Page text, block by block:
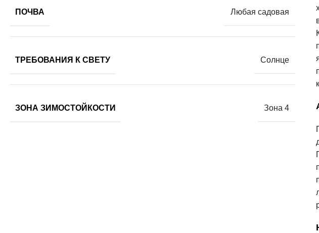
ПОЧВА Любая садовая
ТРЕБОВАНИЯ К СВЕТУ Солнце
ЗОНА ЗИМОСТОЙКОСТИ Зона 4